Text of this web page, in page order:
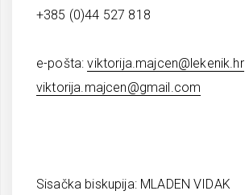
+385 (0)44 527 818
e-pošta:viktorija.majcen@lekenik.hr
viktorija.majcen@gmail.com
Sisačka biskupija: MLADEN VIDAK